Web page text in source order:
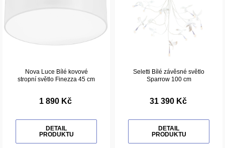
Nova Luce Bílé kovové
stropní světlo Finezza 45 cm
1 890 Kč
DETAIL
PRODUKTU
Seletti Bílé závěsné světlo
Sparrow 100 cm
31 390 Kč
DETAIL
PRODUKTU